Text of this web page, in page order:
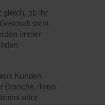
gleich, ob Ihr
steht
immer
Kunden
Branche, Ihren
oder